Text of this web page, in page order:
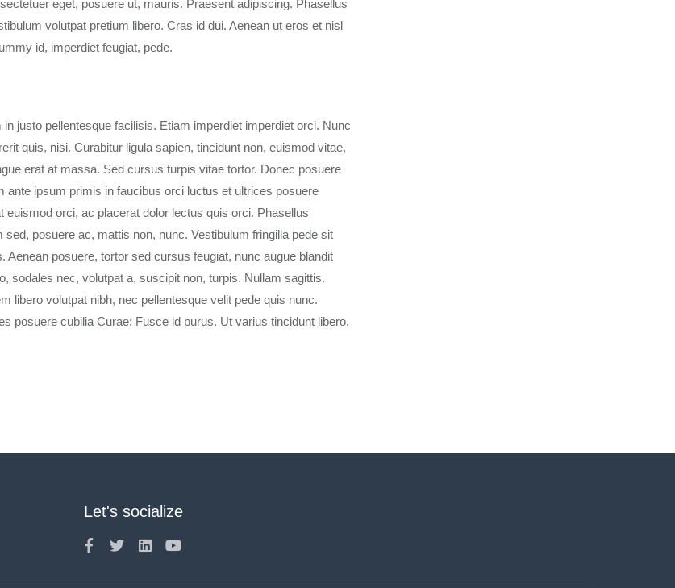
eget, posuere ut, mauris. Praesent adipiscing. Phasellus
volutpat pretium libero. Cras id dui. Aenean ut eros et nisl
id, imperdiet feugiat, pede.
justo pellentesque facilisis. Etiam imperdiet imperdiet orci. Nunc
quis, nisi. Curabitur ligula sapien, tincidunt non, euismod vitae,
erat at massa. Sed cursus turpis vitae tortor. Donec posuere
ipsum primis in faucibus orci luctus et ultrices posuere
orci, ac placerat dolor lectus quis orci. Phasellus
posuere ac, mattis non, nunc. Vestibulum fringilla pede sit
posuere, tortor sed cursus feugiat, nunc augue blandit
sodales nec, volutpat a, suscipit non, turpis. Nullam sagittis.
libero volutpat nibh, nec pellentesque velit pede quis nunc.
posuere cubilia Curae; Fusce id purus. Ut varius tincidunt libero.
Let's socialize